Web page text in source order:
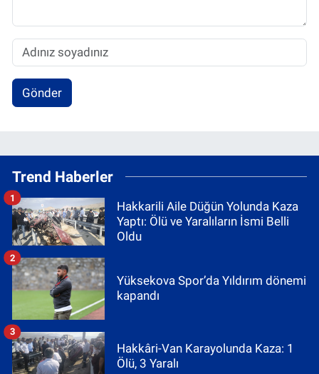
Gönder
Trend Haberler
Hakkarili Aile Düğün Yolunda Kaza
Yaptı: Ölü ve Yaralıların İsmi Belli
Oldu
1
Yüksekova Spor’da Yıldırım dönemi
kapandı
2
Hakkâri-Van Karayolunda Kaza: 1
Ölü, 3 Yaralı
3